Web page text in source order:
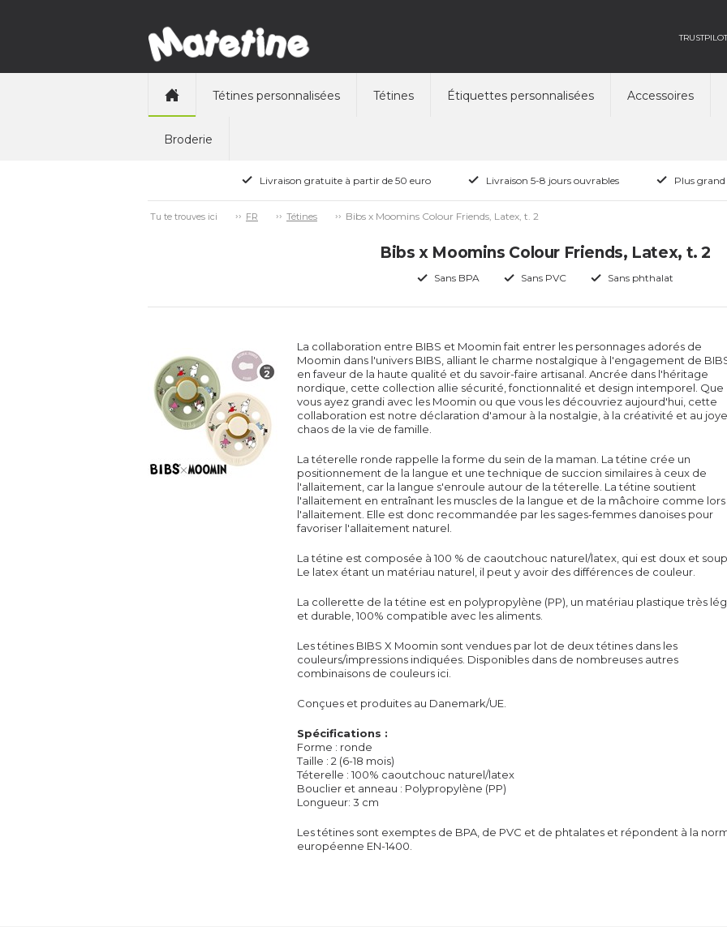
TRUSTPILOT
Tétines personnalisées Tétines Étiquettes personnalisées Accessoires
Broderie
Livraison gratuite à partir de 50 euro Livraison 5-8 jours ouvrables Plus
Tu te trouves ici FR Tétines Bibs x Moomins Colour Friends, Latex, t. 2
Bibs x Moomins Colour Friends, Latex, t. 2
Sans BPA Sans PVC Sans phthalat
La collaboration entre BIBS et Moomin fait entrer les personnages adorés de
Moomin dans l'univers BIBS, alliant le charme nostalgique à l'engagement de
en faveur de la haute qualité et du savoir-faire artisanal. Ancrée dans l'héritage
nordique, cette collection allie sécurité, fonctionnalité et design intemporel. Que
vous ayez grandi avec les Moomin ou que vous les découvriez aujourd'hui, cette
collaboration est notre déclaration d'amour à la nostalgie, à la créativité et au
chaos de la vie de famille.
La téterelle ronde rappelle la forme du sein de la maman. La tétine crée un
positionnement de la langue et une technique de succion similaires à ceux de
l'allaitement, car la langue s'enroule autour de la téterelle . Latétine soutient
l'allaitement en entraînant les muscles de la langue et de la mâchoire comme
l'allaitement. Elle est donc recommandée par les sages-femmes danoises pour
favoriser l'allaitement naturel.
La tétine est composée à 100 % de caoutchouc naturel/latex, qui est doux et
Le latex étant un matériau naturel, il peut y avoir des différences de couleur.
La collerette de la tétine est en polypropylène (PP), un matériau plastique très
et durable, 100% compatible avec les aliments.
LestétinesBIBS X Moomin sont vendues par lot de deuxtétinesdans les
couleurs/impressions indiquées. Disponibles dans de nombreuses autres
combinaisons de couleurs ici.
Conçues et produites au Danemark/UE.
Spécifications :
Forme : ronde
Taille : 2 (6-18 mois)
Téterelle : 100% caoutchouc naturel/latex
Bouclier et anneau : Polypropylène (PP)
L ongueur: 3 cm
Lestétinessont exemptes de BPA, de PVC et de phtalates et répondent à la
européenne EN-1400.